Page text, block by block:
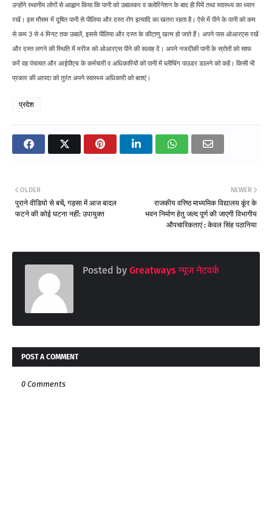
उन्होंने स्थानीय लोगों से आह्वान किया कि पानी को उबालकर व क्लोरिनेशन के बाद ही पियें तथा स्वास्थ्य का ध्यान
रखें। इस मौसम में दूषित पानी से पीलिया और दस्त रोग इत्यादि का खतरा रहता है। ऐसे में पीने के पानी को कम
से कम 3 से 4 मिनट तक उबालें, इससे पीलिया और दस्त के कीटाणु खत्म हो जाते हैं। अपने पास ओआरएस रखें
और दस्त लगने की स्थिति में मरीज को ओआरएस पीने की सलाह दें। अपने नजदीकी पानी के स्रोतों को साफ
करें वह पंचायत और आईपीएच के कर्मचारी व अधिकारियों को पानी में ब्लीचिंग पाउडर डालने को कहें। किसी भी
प्रकार की आपदा को तुरंत अपने स्वास्थ्य अधिकारी को बताएं।
प्रदेश
NEWER
राजकीय वरिष्ठ माध्यमिक विद्यालय कूंर के
भवन निर्माण हेतु जल्द पूर्ण की जाएगी विभागीय
औपचारिकताएं : केवल सिंह पठानिया
OLDER
पुराने वीडियो से बचें, गड़सा में आज बादल
फटने की कोई घटना नहीं: उपायुक्त
Posted by Greatways न्यूज नेटवर्क
POST A COMMENT
0 Comments